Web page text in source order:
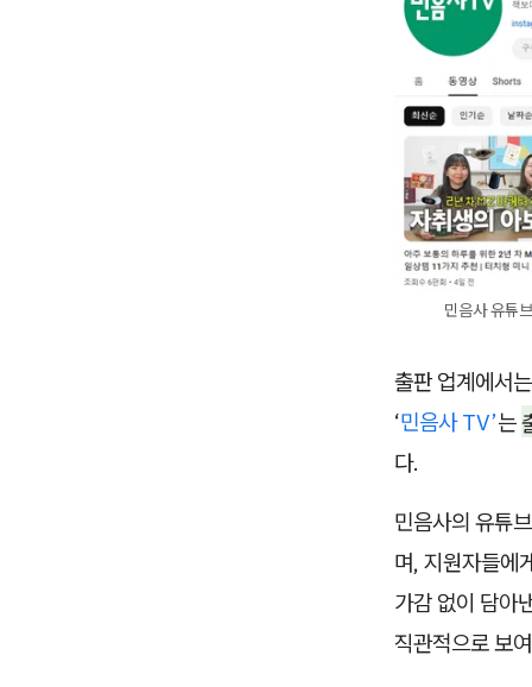
민음사 유튜
출판 업계에서
‘민음사 TV’는
다.
민음사의 유튜
며, 지원자들에
가감 없이 담아
직관적으로 보